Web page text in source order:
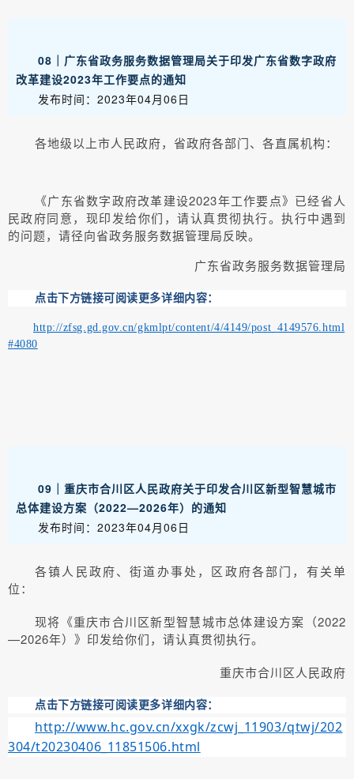
08｜广东省政务服务数据管理局关于印发广东省数字政府
改革建设2023年工作要点的通知
发布时间：2023年04月06日
各地级以上市人民政府，省政府各部门、各直属机构：
《广东省数字政府改革建设2023年工作要点》已经省人
民政府同意，现印发给你们，请认真贯彻执行。执行中遇到
的问题，请径向省政务服务数据管理局反映。
广东省政务服务数据管理局
点击下方链接可阅读更多详细内容：
http://zfsg.gd.gov.cn/gkmlpt/content/4/4149/post_4149576.html
#4080
09｜重庆市合川区人民政府关于印发合川区新型智慧城市
总体建设方案（2022—2026年）的通知
发布时间：2023年04月06日
各镇人民政府、街道办事处，区政府各部门，有关单
位：
现将《重庆市合川区新型智慧城市总体建设方案（2022
—2026年）》印发给你们，请认真贯彻执行。
重庆市合川区人民政府
点击下方链接可阅读更多详细内容：
http://www.hc.gov.cn/xxgk/zcwj_11903/qtwj/202
304/t20230406_11851506.html